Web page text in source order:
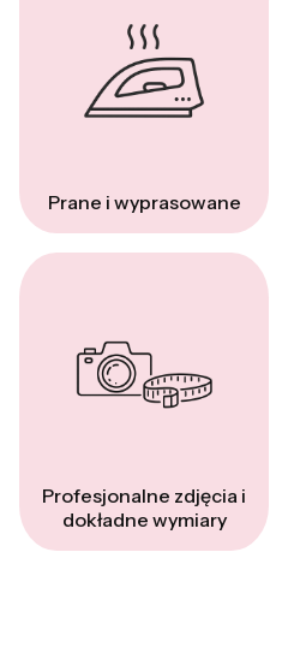
Prane i wyprasowane
Profesjonalne zdjęcia i
dokładne wymiary